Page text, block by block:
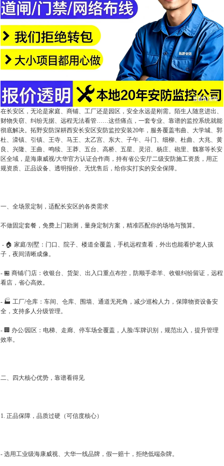
在长安区，无论是家庭、商铺、工厂还是园区，安全永远是刚需。陌生人随意进出、
财物失窃、纠纷无据、远程无法看管……这些痛点，一套专业、靠谱的监控系统就能
彻底解决。拓野安防深耕西安长安区安防监控安装20年，服务覆盖韦曲、大学城、郭
杜、滦镇、引镇、王寺、马王、太乙宫、东大、子午、斗门、细柳、杜曲、大兆、黄
良、兴隆、王曲、鸣犊、王莽、五台、高桥、五星、灵沼、杨庄、砲里、魏寨等长安
区全域，是海康威视/大华官方认证合作商，持有省公安厅二级安防施工资质，用正
规资质、正品设备、透明报价、无忧售后，给你实打实的安全保障。
一、全场景定制，适配长安区的各类需求
不做固定套餐，免费上门勘测，量身定制方案，精准匹配你的场地与预算。
- 🏠 家庭/别墅：门口、院子、楼道全覆盖，手机远程查看，外出也能看护老人孩
子，夜间清晰成像。
- 🏪 商铺/门店：收银台、货架、出入口重点布控，防顺手牵羊、收银纠纷留证，远程
看店，省心高效。
- 🏭 工厂/仓库：车间、仓库、围墙、通道无死角，减少巡检人力，保障物资设备安
全，支持多人分级管理。
- 🏢 办公/园区：电梯、走廊、停车场全覆盖，人脸/车牌识别，规范出入，提升管理
效率。
二、四大核心优势，靠谱看得见
1. 正品保障，品质过硬（可信度核心）
- 选用工业级海康威视、大华一线品牌，假一赔十，拒绝低端杂牌。